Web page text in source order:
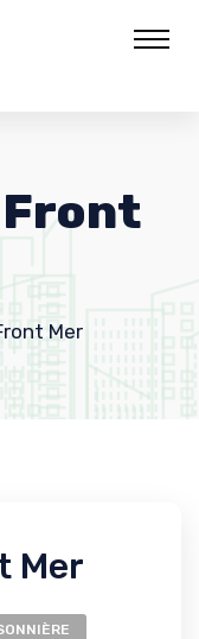
Front
Mer
Mer